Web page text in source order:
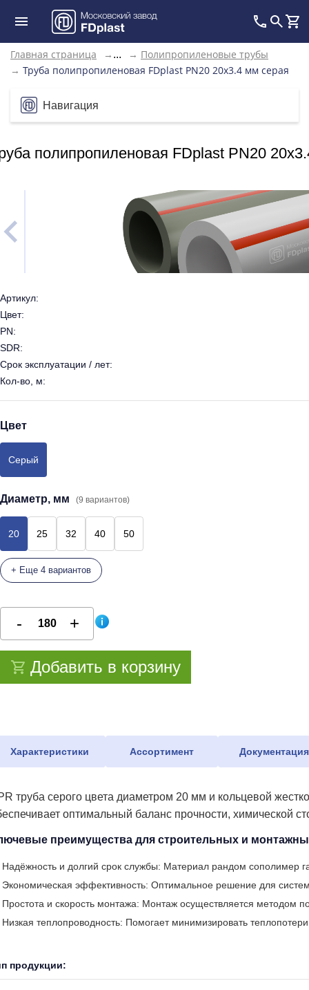
Главная страница → ... → Полипропиленовые трубы
→ Труба полипропиленовая FDplast PN20 20x3.4 мм серая
Навигация
полипропиленовая FDplast PN20
Артикул:
Цвет:
PN:
SDR:
Срок эксплуатации / лет:
Кол-во, м:
Цвет
Серый
Диаметр, мм (9 вариантов)
20 25 32 40 50
+ Еще 4 вариантов
Добавить в корзину
Характеристики Ассортимент Документация
труба серого цвета диаметром 20 мм и кольцевой
оптимальный баланс прочности, химической
преимущества для строительных и
Надёжность и долгий срок службы: Материал рандом сополимер
Экономическая эффективность: Оптимальное решение для
Простота и скорость монтажа: Монтаж осуществляется методом
Низкая теплопроводность: Помогает минимизировать
продукции: